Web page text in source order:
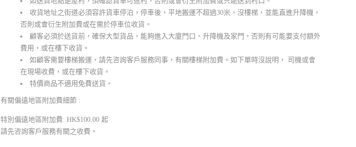
收貨地址之街道必須容許貨車停泊，停車後，平地搬運不超過30米，沒樓梯，並能直進升降機，
否則或會衍生附加費或在需於停車位收貨。
顧客必須於送貨前，確保大型貨品，能夠進入大廈門口、升降機及家門，否則有可能要支付額外
費用，或在樓下收貨。
如顧客需要樓梯搬運，請先咨詢客戶服務同事，有關樓梯附加費。如下單時沒說明， 司機或會
在現場收費，或在樓下收貨。
特價商品不適用免費送貨。
有關偏遠地區附加費細節 :
特別偏遠地區附加費: HK$100.00 起
請先咨詢客戶服務有關之收費。